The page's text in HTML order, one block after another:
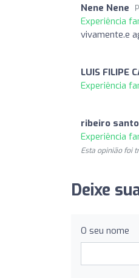
Nene Nene
Experiência
vivamente.e
LUIS FILIPE
Experiência
ribeiro
Experiência
Esta opinião foi
Deixe
O seu nome